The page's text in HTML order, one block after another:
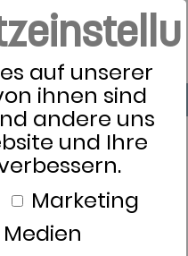
auf unserer
ihnen sind
andere uns
und Ihre
Marketing